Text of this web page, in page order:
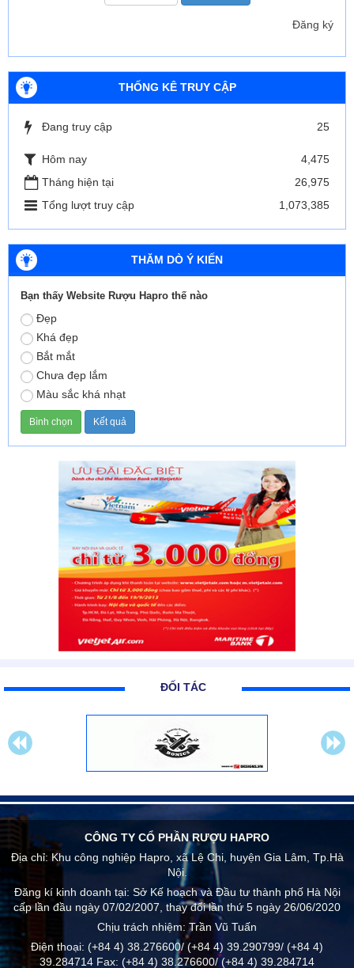
Đăng ký
THỐNG KÊ TRUY CẬP
Đang truy cập 25
Hôm nay
4,475
Tháng hiện tại
26,975
Tổng lượt truy cập
1,073,385
THĂM DÒ Ý KIẾN
Bạn thấy Website Rượu Hapro thế nào
Đẹp
Khá đẹp
Bắt mắt
Chưa đẹp lắm
Màu sắc khá nhạt
ĐỐI TÁC
CÔNG TY CỔ PHẦN RƯỢU HAPRO
Địa chỉ:Khu công nghiệp Hapro, xã Lệ Chi, huyện Gia Lâm, Tp.Hà
Nội.
Đăng kí kinh doanh tại: Sở Kế hoạch và Đầu tư thành phố Hà Nội
cấp lần đầu ngày 07/02/2007, thay đổi lần thứ 5 ngày 26/06/2020
Chịu trách nhiệm:Trần Vũ Tuấn
Điện thoại: (+84 4) 38.276600/ (+84 4) 39.290799/ (+84 4)
39.284714 Fax: (+84 4) 38.276600/ (+84 4) 39.284714